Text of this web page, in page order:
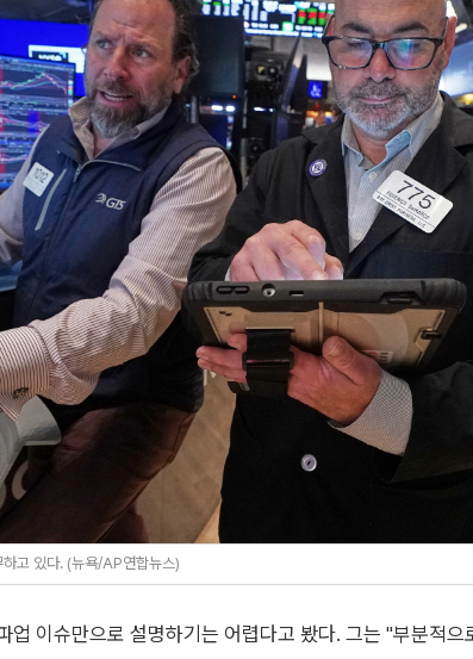
고 있다. (뉴욕/AP연합뉴스)
업 이슈만으로 설명하기는 어렵다고 봤다. 그는 "부분적으